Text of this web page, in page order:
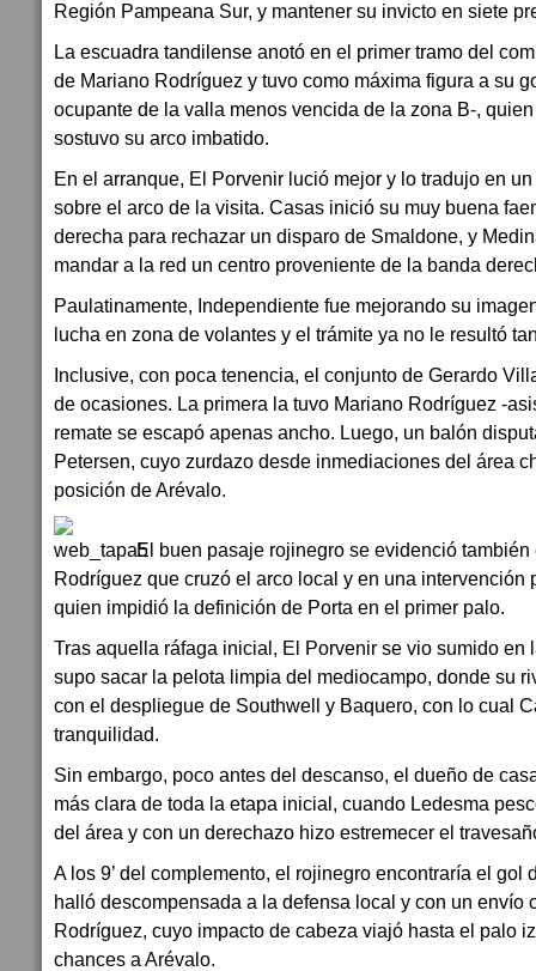
Región Pampeana Sur, y mantener su invicto en siete
La escuadra tandilense anotó en el primer tramo del
de Mariano Rodríguez y tuvo como máxima figura a su
ocupante de la valla menos vencida de la zona B-,
sostuvo su arco imbatido.
En el arranque, El Porvenir lució mejor y lo tradujo en
sobre el arco de la visita. Casas inició su muy buena
derecha para rechazar un disparo de Smaldone, y
mandar a la red un centro proveniente de la banda
Paulatinamente, Independiente fue mejorando su
lucha en zona de volantes y el trámite ya no le resultó
Inclusive, con poca tenencia, el conjunto de Gerardo
de ocasiones. La primera la tuvo Mariano Rodríguez -
remate se escapó apenas ancho. Luego, un balón
Petersen, cuyo zurdazo desde inmediaciones del área
posición de Arévalo.
El buen pasaje rojinegro se evidenció también
Rodríguez que cruzó el arco local y en una intervención
quien impidió la definición de Porta en el primer palo.
Tras aquella ráfaga inicial, El Porvenir se vio sumido en
supo sacar la pelota limpia del mediocampo, donde su
con el despliegue de Southwell y Baquero, con lo cual
tranquilidad.
Sin embargo, poco antes del descanso, el dueño de
más clara de toda la etapa inicial, cuando Ledesma
del área y con un derechazo hizo estremecer el
A los 9’ del complemento, el rojinegro encontraría el gol
halló descompensada a la defensa local y con un envío
Rodríguez, cuyo impacto de cabeza viajó hasta el palo
chances a Arévalo.